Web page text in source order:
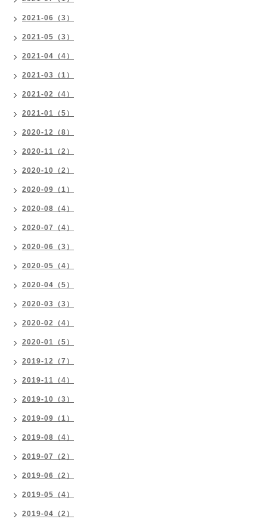
2021-06（3）
2021-05（3）
2021-04（4）
2021-03（1）
2021-02（4）
2021-01（5）
2020-12（8）
2020-11（2）
2020-10（2）
2020-09（1）
2020-08（4）
2020-07（4）
2020-06（3）
2020-05（4）
2020-04（5）
2020-03（3）
2020-02（4）
2020-01（5）
2019-12（7）
2019-11（4）
2019-10（3）
2019-09（1）
2019-08（4）
2019-07（2）
2019-06（2）
2019-05（4）
2019-04（2）